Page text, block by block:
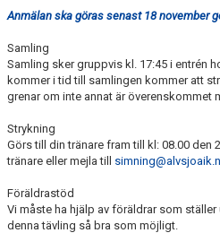
Anmälan ska göras senast 18 november
Samling
Samling sker gruppvis kl. 17:45 i entrén
kommer i tid till samlingen kommer att
grenar om inte annat är överenskommet
Strykning
Görs till din tränare fram till kl: 08.00 den
tränare eller mejla till
Föräldrastöd
Vi måste ha hjälp av föräldrar som
denna tävling så bra som möjligt.